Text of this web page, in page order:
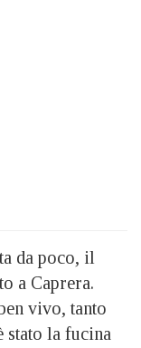
da poco, il
a Caprera.
vivo, tanto
stato la fucina